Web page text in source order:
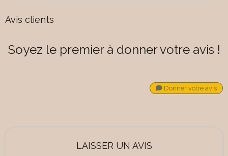
Avis clients
Soyez le premier à donner votre avis !
Donner votre avis
LAISSER UN AVIS